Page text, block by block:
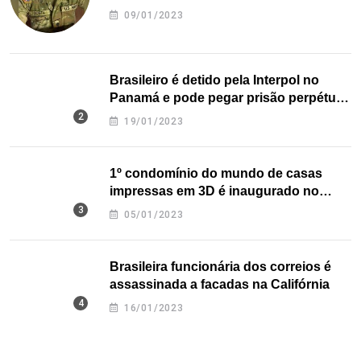
09/01/2023
Brasileiro é detido pela Interpol no
Panamá e pode pegar prisão perpétua
nos EUA
19/01/2023
1º condomínio do mundo de casas
impressas em 3D é inaugurado no
Texas
05/01/2023
Brasileira funcionária dos correios é
assassinada a facadas na Califórnia
16/01/2023